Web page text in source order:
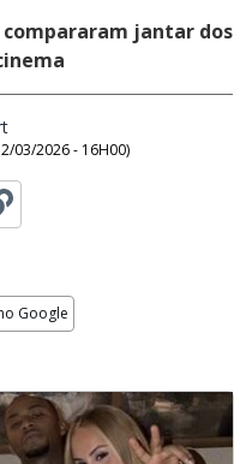
compararam jantar dos
03/2026 - 16H00)
Google